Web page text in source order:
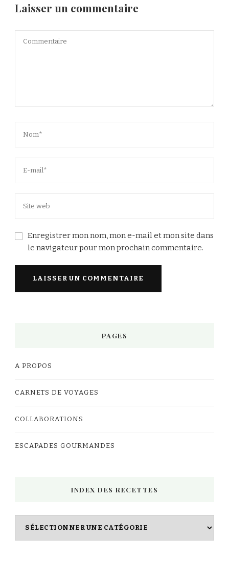
Laisser un commentaire
Enregistrer mon nom, mon e-mail et mon site dans
le navigateur pour mon prochain commentaire.
PAGES
A PROPOS
CARNETS DE VOYAGES
COLLABORATIONS
ESCAPADES GOURMANDES
INDEX DES RECETTES
Index